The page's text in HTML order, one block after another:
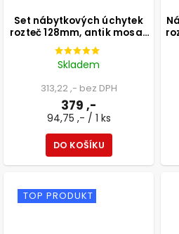
Set nábytkových úchytek
rozteč 128mm, antik mosaz
a bílý porcelán, 4 ks
Skladem
313,22 ,- bez DPH
379 ,-
94,75 ,- / 1 ks
DO KOŠÍKU
TOP PRODUKT